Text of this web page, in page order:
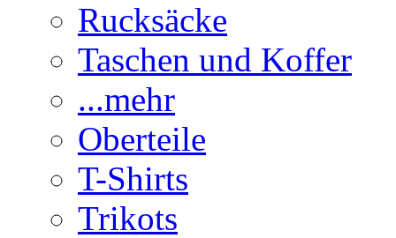
Rucksäcke
Taschen und Koffer
...mehr
Oberteile
T-Shirts
Trikots